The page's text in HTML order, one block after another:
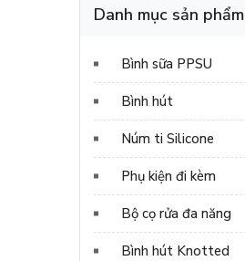
Danh mục sản phẩm
Bình sữa PPSU
Bình hút
Núm ti Silicone
Phụ kiện đi kèm
Bộ cọ rửa đa năng
Bình hút Knotted